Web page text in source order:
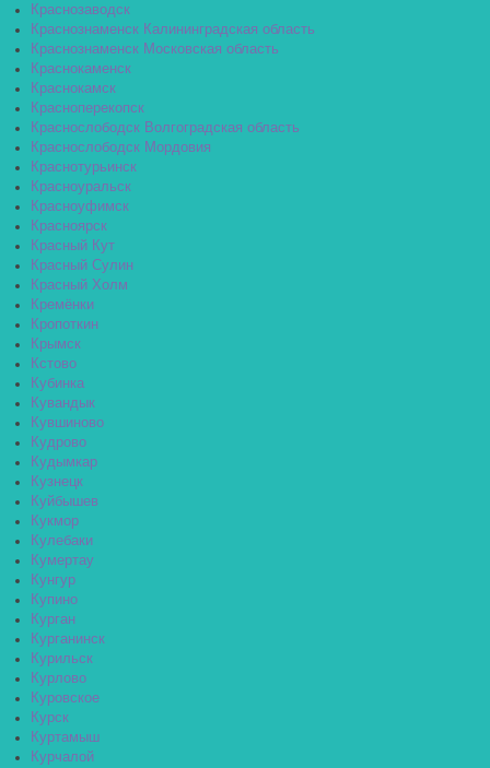
Краснозаводск
Краснознаменск Калининградская область
Краснознаменск Московская область
Краснокаменск
Краснокамск
Красноперекопск
Краснослободск Волгоградская область
Краснослободск Мордовия
Краснотурьинск
Красноуральск
Красноуфимск
Красноярск
Красный Кут
Красный Сулин
Красный Холм
Кремёнки
Кропоткин
Крымск
Кстово
Кубинка
Кувандык
Кувшиново
Кудрово
Кудымкар
Кузнецк
Куйбышев
Кукмор
Кулебаки
Кумертау
Кунгур
Купино
Курган
Курганинск
Курильск
Курлово
Куровское
Курск
Куртамыш
Курчалой